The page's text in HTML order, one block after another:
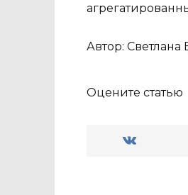
Автор: Светлана
Оцените статью